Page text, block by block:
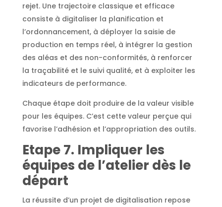
rejet. Une trajectoire classique et efficace
consiste à digitaliser la planification et
l’ordonnancement, à déployer la saisie de
production en temps réel, à intégrer la gestion
des aléas et des non-conformités, à renforcer
la traçabilité et le suivi qualité, et à exploiter les
indicateurs de performance.
Chaque étape doit produire de la valeur visible
pour les équipes. C’est cette valeur perçue qui
favorise l’adhésion et l’appropriation des outils.
Etape 7. Impliquer les
équipes de l’atelier dès le
départ
La réussite d’un projet de digitalisation repose